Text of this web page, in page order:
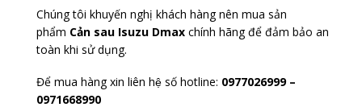
Chúng tôi khuyến nghị khách hàng nên mua sản
phẩm Cản sau Isuzu Dmax chính hãng để đảm bảo an
toàn khi sử dụng.
Để mua hàng xin liên hệ số hotline: 0977026999–
0971668990